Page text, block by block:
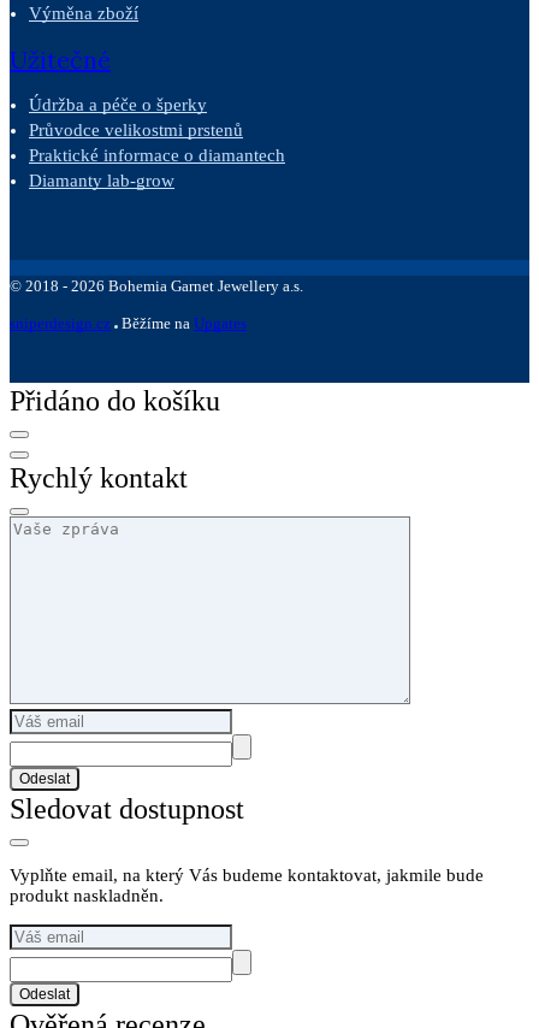
Výměna zboží
Užitečné
Údržba a péče o šperky
Průvodce velikostmi prstenů
Praktické informace o diamantech
Diamanty lab-grow
© 2018 - 2026 Bohemia Garnet Jewellery a.s.
sniperdesign.cz Běžíme na Upgates
Přidáno do košíku
Rychlý kontakt
Odeslat
Sledovat dostupnost
Vyplňte email, na který Vás budeme kontaktovat, jakmile bude
produkt naskladněn.
Odeslat